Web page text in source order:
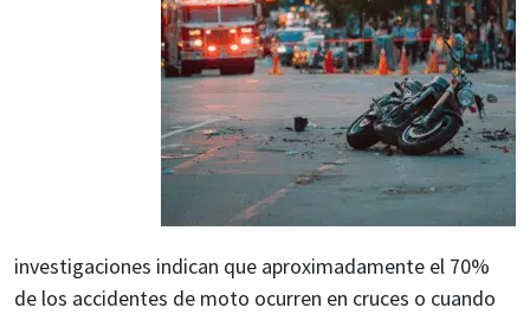
investigaciones indican que aproximadamente el 70%
de los accidentes de moto ocurren en cruces o cuando